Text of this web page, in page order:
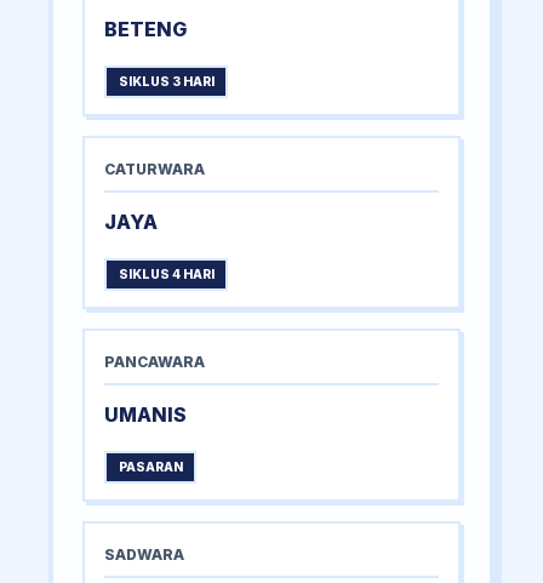
BETENG
SIKLUS 3 HARI
CATURWARA
JAYA
SIKLUS 4 HARI
PANCAWARA
UMANIS
PASARAN
SADWARA